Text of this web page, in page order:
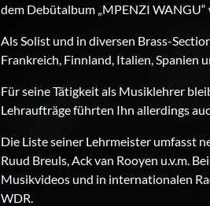
dem Debütalbum „MPENZI
Als Solist und in diversen Brass-
Frankreich, Finnland, Italien, Spanien
Für seine Tätigkeit als Musiklehrer
Lehraufträge führten Ihn allerdings
Die Liste seiner Lehrmeister umfasst
Ruud Breuls, Ack van Rooyen u.v.m.
Musikvideos und in internationalen
WDR.